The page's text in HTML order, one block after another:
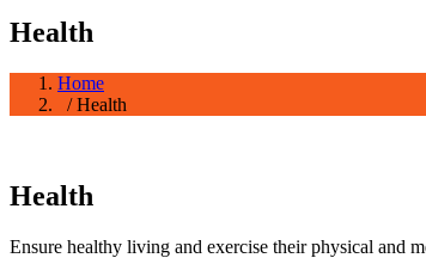
Health
Home
/ Health
Health
Ensure healthy living and exercise their physical and